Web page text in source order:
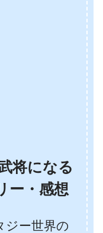
将になる
ー・感想
ジー世界の